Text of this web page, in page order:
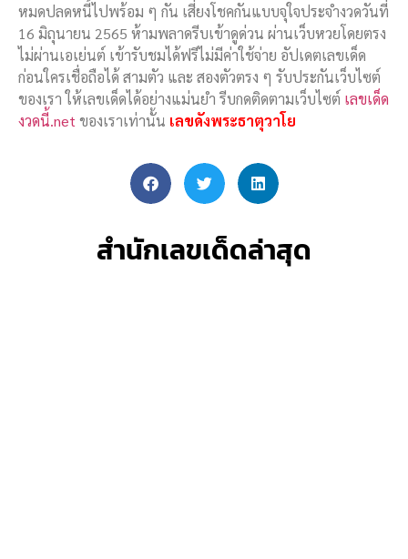
หมดปลดหนี้ไปพร้อม ๆ กัน เสี่ยงโชคกันแบบจุใจประจำงวดวันที่
16 มิถุนายน 2565 ห้ามพลาดรีบเข้าดูด่วน ผ่านเว็บหวยโดยตรง
ไม่ผ่านเอเย่นต์ เข้ารับชมได้ฟรีไม่มีค่าใช้จ่าย อัปเดตเลขเด็ด
ก่อนใครเชื่อถือได้ สามตัว และ สองตัวตรง ๆ รับประกันเว็บไซต์
ของเรา ให้เลขเด็ดได้อย่างแม่นยำ รีบกดติดตามเว็บไซต์ เลขเด็ด
งวดนี้.net ของเราเท่านั้น เลขดังพระธาตุวาโย
สำนักเลขเด็ดล่าสุด